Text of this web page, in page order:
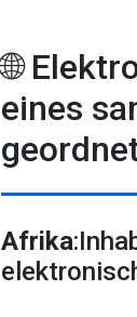
🌐
eines
Afrika